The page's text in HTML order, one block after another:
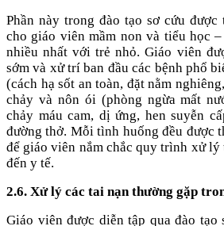
Phần này trong đào tạo sơ cứu
cho giáo viên mầm non và tiểu học
nhiều nhất với trẻ nhỏ. Giáo viên
sớm và xử trí ban đầu các bệnh phổ
(cách hạ sốt an toàn, đặt nằm
chảy và nôn ói (phòng ngừa mất
chảy máu cam, dị ứng, hen suyễn
đường thở. Mỗi tình huống đều được
để giáo viên nắm chắc quy trình xử
đến y tế.
2.6. Xử lý các tai nạn thường gặp
Giáo viên được diễn tập qua đào tạo